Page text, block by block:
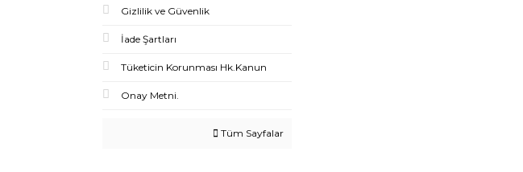
Gizlilik ve Güvenlik
İade Şartları
Tüketicin Korunması Hk.Kanun
Onay Metni.
Tüm Sayfalar